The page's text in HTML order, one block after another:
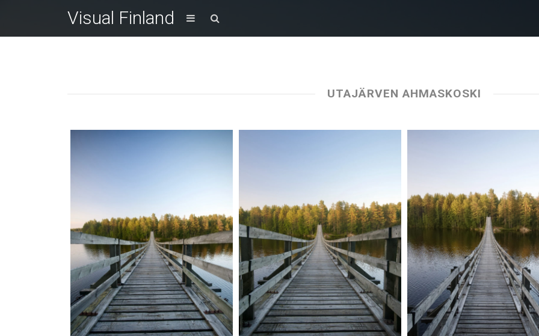
Visual Finland
UTAJÄRVEN AHMASKOSKI